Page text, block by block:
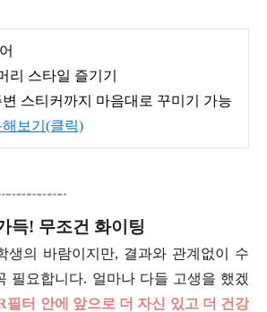
리 스타일 즐기기
변 스티커까지 마음대로 꾸미기 가능
보기(클릭)
득! 무조건 화이팅
생의 바람이지만, 결과와 관계없이 수
필요합니다. 얼마나 다들 고생을 했겠
필터 안에 앞으로 더 자신 있고 더 건강